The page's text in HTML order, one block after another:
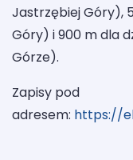
Jastrzębiej Góry),
Góry) i 900 m dla
Górze).
Zapisy pod
adresem: https://